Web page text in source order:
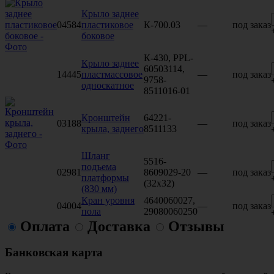
04584
Крыло заднее
пластиковое
боковое
К-700.03 — под заказ
14445
Крыло заднее
пластмассовое
односкатное
К-430, PPL-
60503114,
9758-
8511016-01
— под заказ
03188
Кронштейн
крыла, заднего
64221-
8511133
— под заказ
02981
Шланг
подъема
платформы
(830 мм)
5516-
8609029-20
(32х32)
— под заказ
04004
Кран уровня
пола
4640060027,
29080060250
— под заказ
Оплата Доставка Отзывы
Банковская карта